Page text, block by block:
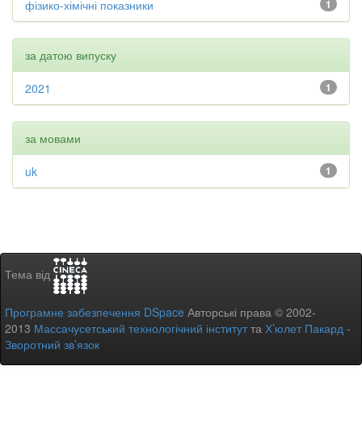
1
фізико-хімічні показники
за датою випуску
1
2021
за мовами
1
uk
Тема від
Програмне забезпечення DSpace Авторські права © 2002-
2013 Массачусетський технологічний інститутта Х’юлет Пакард -
Зворотний зв’язок